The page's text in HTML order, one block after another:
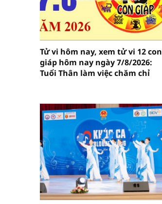
Tử vi hôm nay, xem tử vi 12 con
giáp hôm nay ngày 7/8/2026:
Tuổi Thân làm việc chăm chỉ